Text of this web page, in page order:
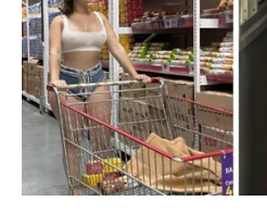
grama brašna (oko 4,93 unce ili
dodatna četvrtina šalice) i pola
instructions:
Upute za pripremu palačinki s
1. Pripremite jabuku: